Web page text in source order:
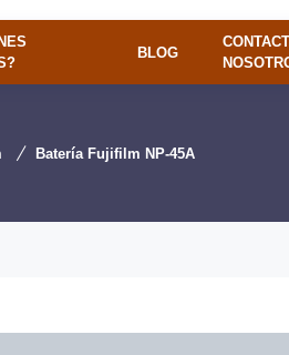
BLOG
Batería Fujifilm NP-45A